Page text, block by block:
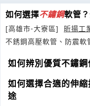
如何選擇不鏽鋼軟管
[高雄市-大寮區]
昕揚工
不銹鋼高壓軟管、防震軟
如何辨別優質不鏽
如何選擇合適的伸
途